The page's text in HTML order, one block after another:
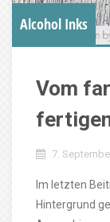
Alcohol Inks
Vom
7.
Im letzten
Hintergrund